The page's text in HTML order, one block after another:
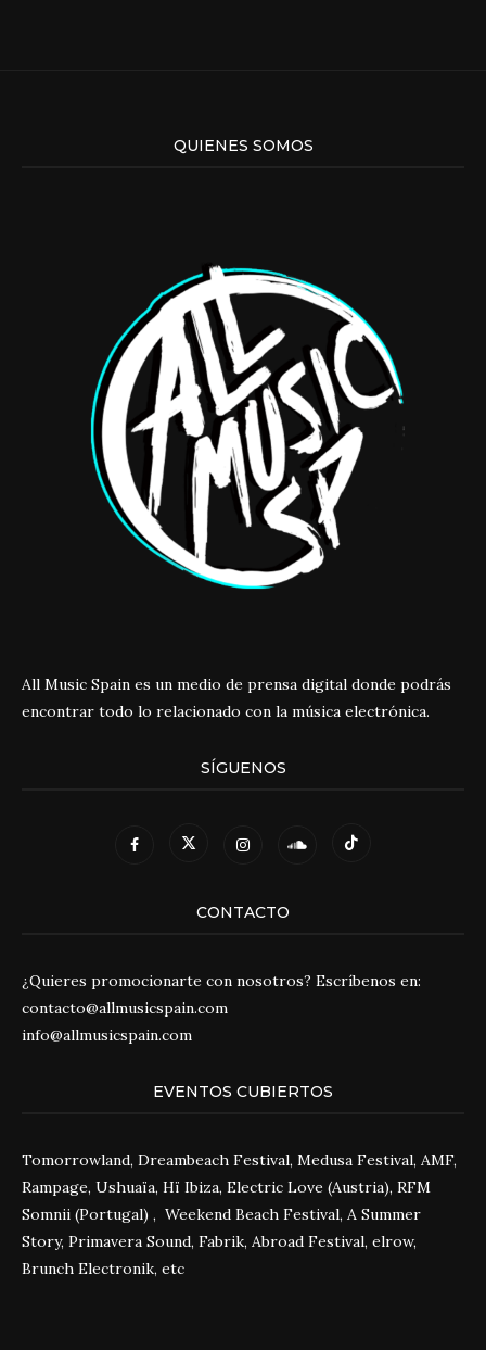
QUIENES SOMOS
All Music Spain es un medio de prensa digital donde podrás
encontrar todo lo relacionado con la música electrónica.
SÍGUENOS
CONTACTO
¿Quieres promocionarte con nosotros? Escríbenos en:
contacto@allmusicspain.com
info@allmusicspain.com
EVENTOS CUBIERTOS
Tomorrowland, Dreambeach Festival, Medusa Festival, AMF,
Rampage, Ushuaïa, Hï Ibiza, Electric Love (Austria), RFM
Somnii (Portugal) , Weekend Beach Festival, A Summer
Story, Primavera Sound, Fabrik, Abroad Festival, elrow,
Brunch Electronik, etc